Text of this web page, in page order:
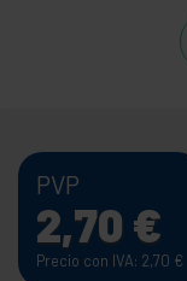
PVP
2,70 €
Precio con IVA: 2,70 €